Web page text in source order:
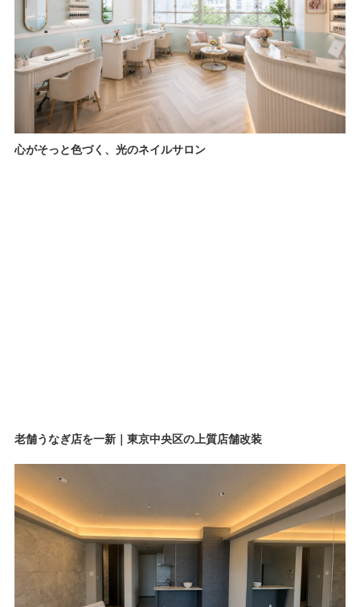
心がそっと色づく、光のネイルサロン
老舗うなぎ店を一新｜東京中央区の上質店舗改装